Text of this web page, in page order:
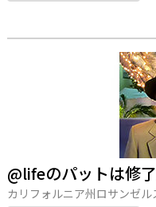
@lifeのパットは修
カリフォルニア州ロサンゼル